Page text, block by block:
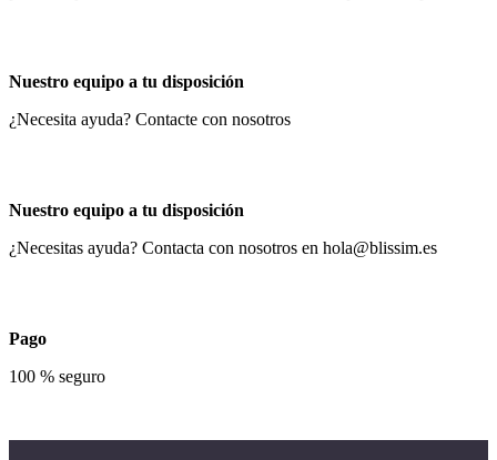
Nuestro equipo a tu disposición
¿Necesita ayuda? Contacte con nosotros
Nuestro equipo a tu disposición
¿Necesitas ayuda? Contacta con nosotros en hola@blissim.es
Pago
100 % seguro